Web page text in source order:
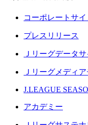
コーポレートサイ
プレスリリース
Ｊリーグデータサ
Ｊリーグメディ
J.LEAGUE
アカデミー